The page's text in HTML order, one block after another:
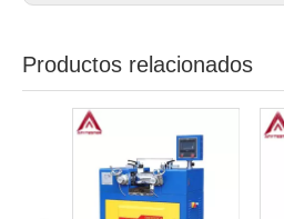
Productos relacionados